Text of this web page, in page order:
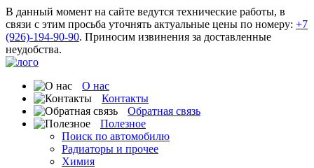
В данный момент на сайте ведутся технические работы, в
связи с этим просьба уточнять актуальные цены по номеру: +7
(926)-194-90-90. Приносим извинения за доставленные
неудобства.
О нас
Контакты
Обратная связь
Полезное
Поиск по автомобилю
Радиаторы и прочее
Химия